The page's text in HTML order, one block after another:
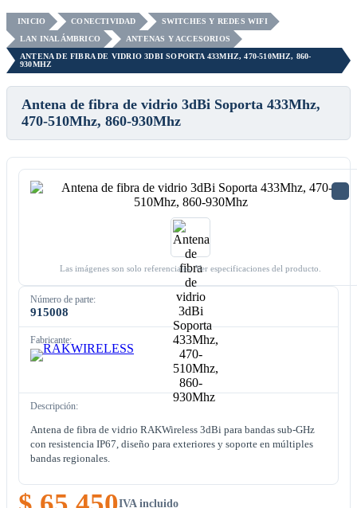
INICIO CONECTIVIDAD
SWITCHES Y REDES WIFI
LAN INALÁMBRICO
ANTENAS Y ACCESORIOS
ANTENA DE FIBRA DE VIDRIO 3DBI SOPORTA 433MHZ, 470-510MHZ, 860-
930MHZ
Antena de fibra de vidrio 3dBi Soporta 433Mhz,
470-510Mhz, 860-930Mhz
Las imágenes son solo referenciales. Ver especificaciones del producto.
Número de parte:
915008
Fabricante:
Descripción:
Antena de fibra de vidrio RAKWireless 3dBi para bandas sub-GHz
con resistencia IP67, diseño para exteriores y soporte en múltiples
bandas regionales.
IVA incluido